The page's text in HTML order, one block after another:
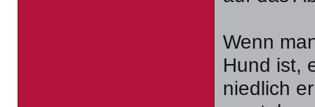
Wenn
Hund ist,
niedlich